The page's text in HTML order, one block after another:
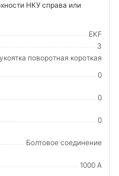
НКУ справа или
EKF
3
поворотная короткая
0
0
0
Болтовое соединение
1000 А